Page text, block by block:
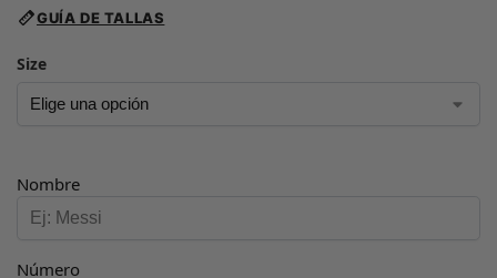
GUÍA DE TALLAS
Size
Nombre
Número